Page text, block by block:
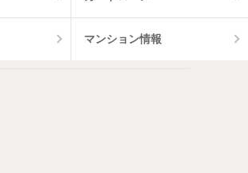
マンション情報